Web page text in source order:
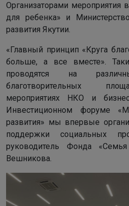
Организаторами мероприятия
для ребенка» и
развития Якутии.
«Главный принцип «Круга
больше, а все вместе».
проводятся на
благотворительных
мероприятиях НКО и
Инвестиционном форуме
развития» мы впервые
поддержки социальных
руководитель Фонда
Вешникова.